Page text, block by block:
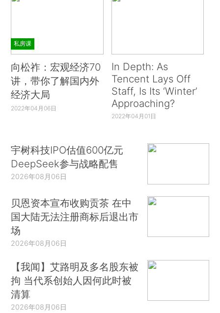
私房课
向松祚：宏观经济70
讲，带你了解国内外
经济大局
2022年04月06日
In Depth: As
Tencent Lays Off
Staff, Is Its ‘Winter’
Approaching?
2022年04月01日
宇树科技IPO估值600亿元
DeepSeek参与战略配售
2026年08月06日
贝恩资本宣布收购贡茶 在中
国大陆无法注册商标后退出市
场
2026年08月06日
【我闻】艾路明及多名股东被
拘 当代系创始人因何此时被
清算
2026年08月06日